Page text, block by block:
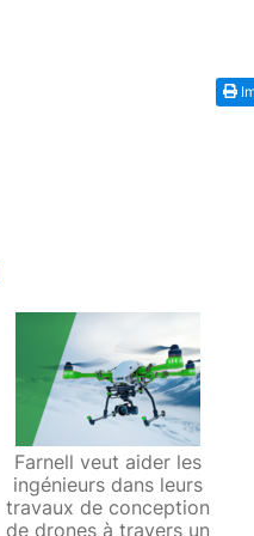
Farnell veut aider les
ingénieurs dans leurs
travaux de conception
de drones à travers un